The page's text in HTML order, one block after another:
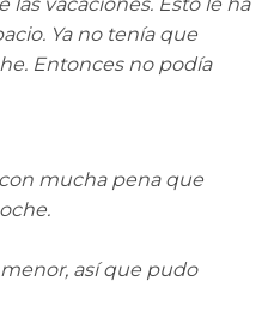
Ya no tenía que
Entonces no podía
mucha pena que
así que pudo